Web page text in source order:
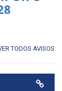
TODOS AVISOS